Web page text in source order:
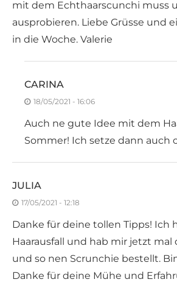
mit dem Echthaarscunchi muss
ausprobieren. Liebe Grüsse und
in die Woche. Valerie
CARINA
18/05/2021 - 16:06
Auch ne gute Idee mit dem
Sommer! Ich setze dann auch
JULIA
17/05/2021 - 12:18
Danke für deine tollen Tipps! Ich
Haarausfall und hab mir jetzt mal
und so nen Scrunchie bestellt.
Danke für deine Mühe und